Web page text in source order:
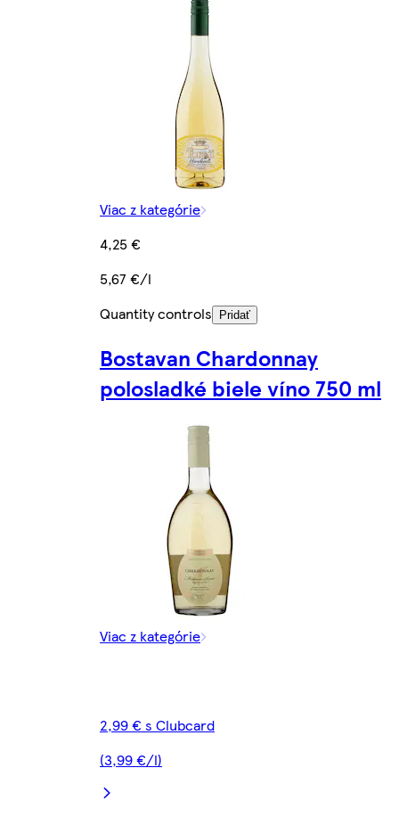
Viac z kategórie
4,25 €
5,67 €/l
Quantity controls
Pridať
Bostavan Chardonnay
polosladké biele víno 750 ml
Viac z kategórie
2,99 € s Clubcard
(3,99 €/l)